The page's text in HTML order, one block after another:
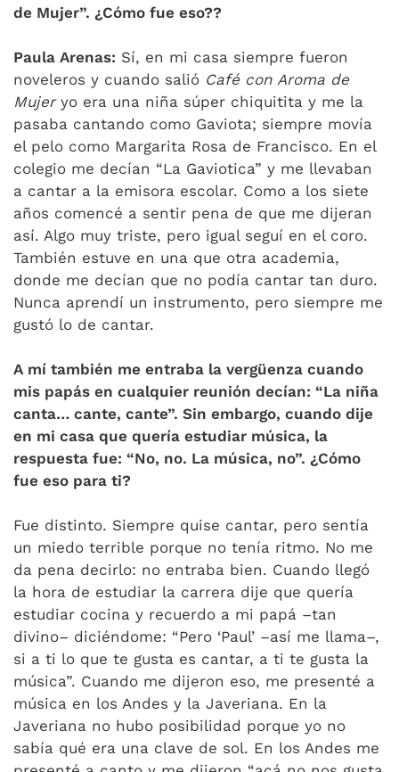
de Mujer”. ¿Cómo fue eso??
Paula Arenas: Sí, en mi casa siempre fueron
noveleros y cuando salió Café con Aroma de
Mujeryo era una niña súper chiquitita y me la
pasaba cantando como Gaviota; siempre movía
el pelo como Margarita Rosa de Francisco. En el
colegio me decían “La Gaviotica” y me llevaban
a cantar a la emisora escolar. Como a los siete
años comencé a sentir pena de que me dijeran
así. Algo muy triste, pero igual seguí en el coro.
También estuve en una que otra academia,
donde me decían que no podía cantar tan duro.
Nunca aprendí un instrumento, pero siempre me
gustó lo de cantar.
A mí también me entraba la vergüenza cuando
mis papás en cualquier reunión decían: “La niña
canta… cante, cante”. Sin embargo, cuando dije
en mi casa que quería estudiar música, la
respuesta fue: “No, no. La música, no”. ¿Cómo
fue eso para ti?
Fue distinto. Siempre quise cantar, pero sentía
un miedo terrible porque no tenía ritmo. No me
da pena decirlo: no entraba bien. Cuando llegó
la hora de estudiar la carrera dije que quería
estudiar cocina y recuerdo a mi papá –tan
divino– diciéndome: “Pero ‘Paul’ –así me llama–,
si a ti lo que te gusta es cantar, a ti te gusta la
música”. Cuando me dijeron eso, me presenté a
música en los Andes y la Javeriana. En la
Javeriana no hubo posibilidad porque yo no
sabía qué era una clave de sol. En los Andes me